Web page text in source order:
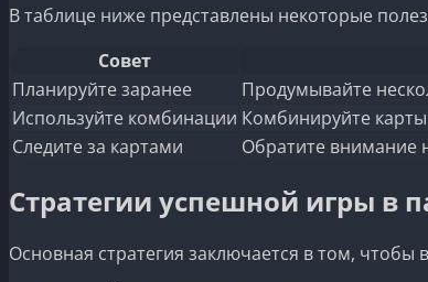
В таблице ниже представлены некоторые
Совет
Планируйте заранее
Продумывайте
Используйте комбинации Комбинируйте
Следите за картами
Обратите внимание
Стратегии успешной игры в
Основная стратегия заключается в том,